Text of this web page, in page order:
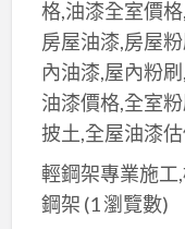
格,油漆全室價
房屋油漆,房屋
內油漆,屋內粉
油漆價格,全室
披土,全屋油漆
輕鋼架專業施工
鋼架 (1 瀏覽數)